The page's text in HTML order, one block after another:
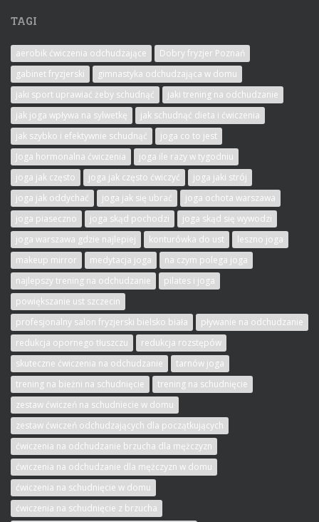
TAGI
aerobik ćwiczenia odchudzające
Dobry fryzjer Poznań
gabinet fryzjerski
gimnastyka odchudzająca w domu
jaki sport uprawiać żeby schudnąć
jaki trening na odchudzanie
jak joga wpływa na sylwetkę
jak schudnąć dieta i ćwiczenia
jak szybko i efektywnie schudnąć
joga co to jest
Joga hormonalna ćwiczenia
joga ile razy w tygodniu
joga jak często
joga jak często ćwiczyć
joga jaki strój
joga jak oddychać
joga jak się ubrać
joga ochota warszawa
joga piaseczno
joga skąd pochodzi
joga skąd się wywodzi
joga warszawa gdzie najlepiej
konturówka do ust
leszno joga
makeup mirror
medytacja joga
na czym polega joga
najlepszy trening na odchudzanie
pilates i joga
powiększanie ust szczecin
profesjonalny salon fryzjerski bielsko biała
pływanie na odchudzanie
redukcja opornego tłuszczu
redukcja rozstępów
skuteczne ćwiczenia na odchudzanie
tarnów joga
trening na bieżni na schudnięcie
trening na schudnięcie
zestaw ćwiczeń na schudniecie w domu
zestaw ćwiczeń odchudzających dla początkujących
ćwiczenia na odchudzanie brzucha dla mężczyzn
ćwiczenia na odchudzanie dla mężczyzn w domu
ćwiczenia na schudnięcie w domu
ćwiczenia na schudnięcie z brzucha